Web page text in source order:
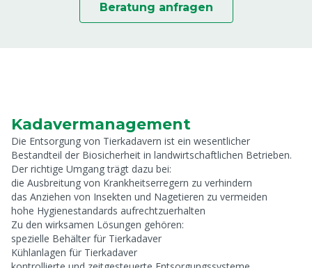
Beratung anfragen
Kadavermanagement
Die Entsorgung von Tierkadavern ist ein wesentlicher
Bestandteil der Biosicherheit in landwirtschaftlichen Betrieben.
Der richtige Umgang trägt dazu bei:
die Ausbreitung von Krankheitserregern zu verhindern
das Anziehen von Insekten und Nagetieren zu vermeiden
hohe Hygienestandards aufrechtzuerhalten
Zu den wirksamen Lösungen gehören:
spezielle Behälter für Tierkadaver
Kühlanlagen für Tierkadaver